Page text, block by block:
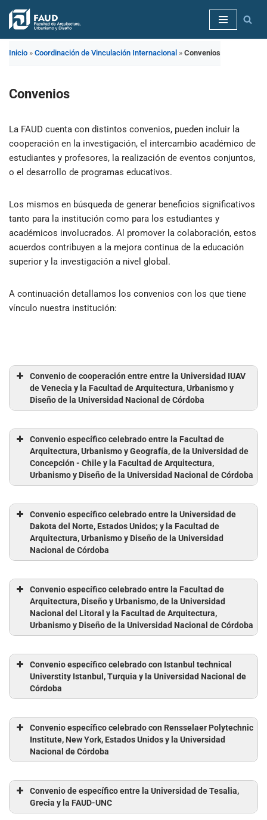
Saltar
Inicio » Coordinación de Vinculación Internacional » Convenios
Convenios
La FAUD cuenta con distintos convenios, pueden incluir la
cooperación en la investigación, el intercambio académico de
estudiantes y profesores, la realización de eventos conjuntos,
o el desarrollo de programas educativos.
Los mismos en búsqueda de generar beneficios significativos
tanto para la institución como para los estudiantes y
académicos involucrados. Al promover la colaboración, estos
acuerdos contribuyen a la mejora continua de la educación
superior y la investigación a nivel global.
A continuación detallamos los convenios con los que tiene
vínculo nuestra institución:
Convenio de cooperación entre entre la Universidad IUAV
de Venecia y la Facultad de Arquitectura, Urbanismo y
Diseño de la Universidad Nacional de Córdoba
Convenio específico celebrado entre la Facultad de
Arquitectura, Urbanismo y Geografía, de la Universidad de
Concepción - Chile y la Facultad de Arquitectura,
Urbanismo y Diseño de la Universidad Nacional de Córdoba
Convenio específico celebrado entre la Universidad de
Dakota del Norte, Estados Unidos; y la Facultad de
Arquitectura, Urbanismo y Diseño de la Universidad
Nacional de Córdoba
Convenio específico celebrado entre la Facultad de
Arquitectura, Diseño y Urbanismo, de la Universidad
Nacional del Litoral y la Facultad de Arquitectura,
Urbanismo y Diseño de la Universidad Nacional de Córdoba
Convenio específico celebrado con Istanbul technical
Universtity Istanbul, Turquia y la Universidad Nacional de
Córdoba
Convenio específico celebrado con Rensselaer Polytechnic
Institute, New York, Estados Unidos y la Universidad
Nacional de Córdoba
Convenio de específico entre la Universidad de Tesalia,
Grecia y la FAUD-UNC